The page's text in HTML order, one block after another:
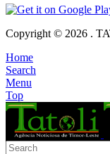
Copyright © 2026 .
Home
Search
Menu
Top